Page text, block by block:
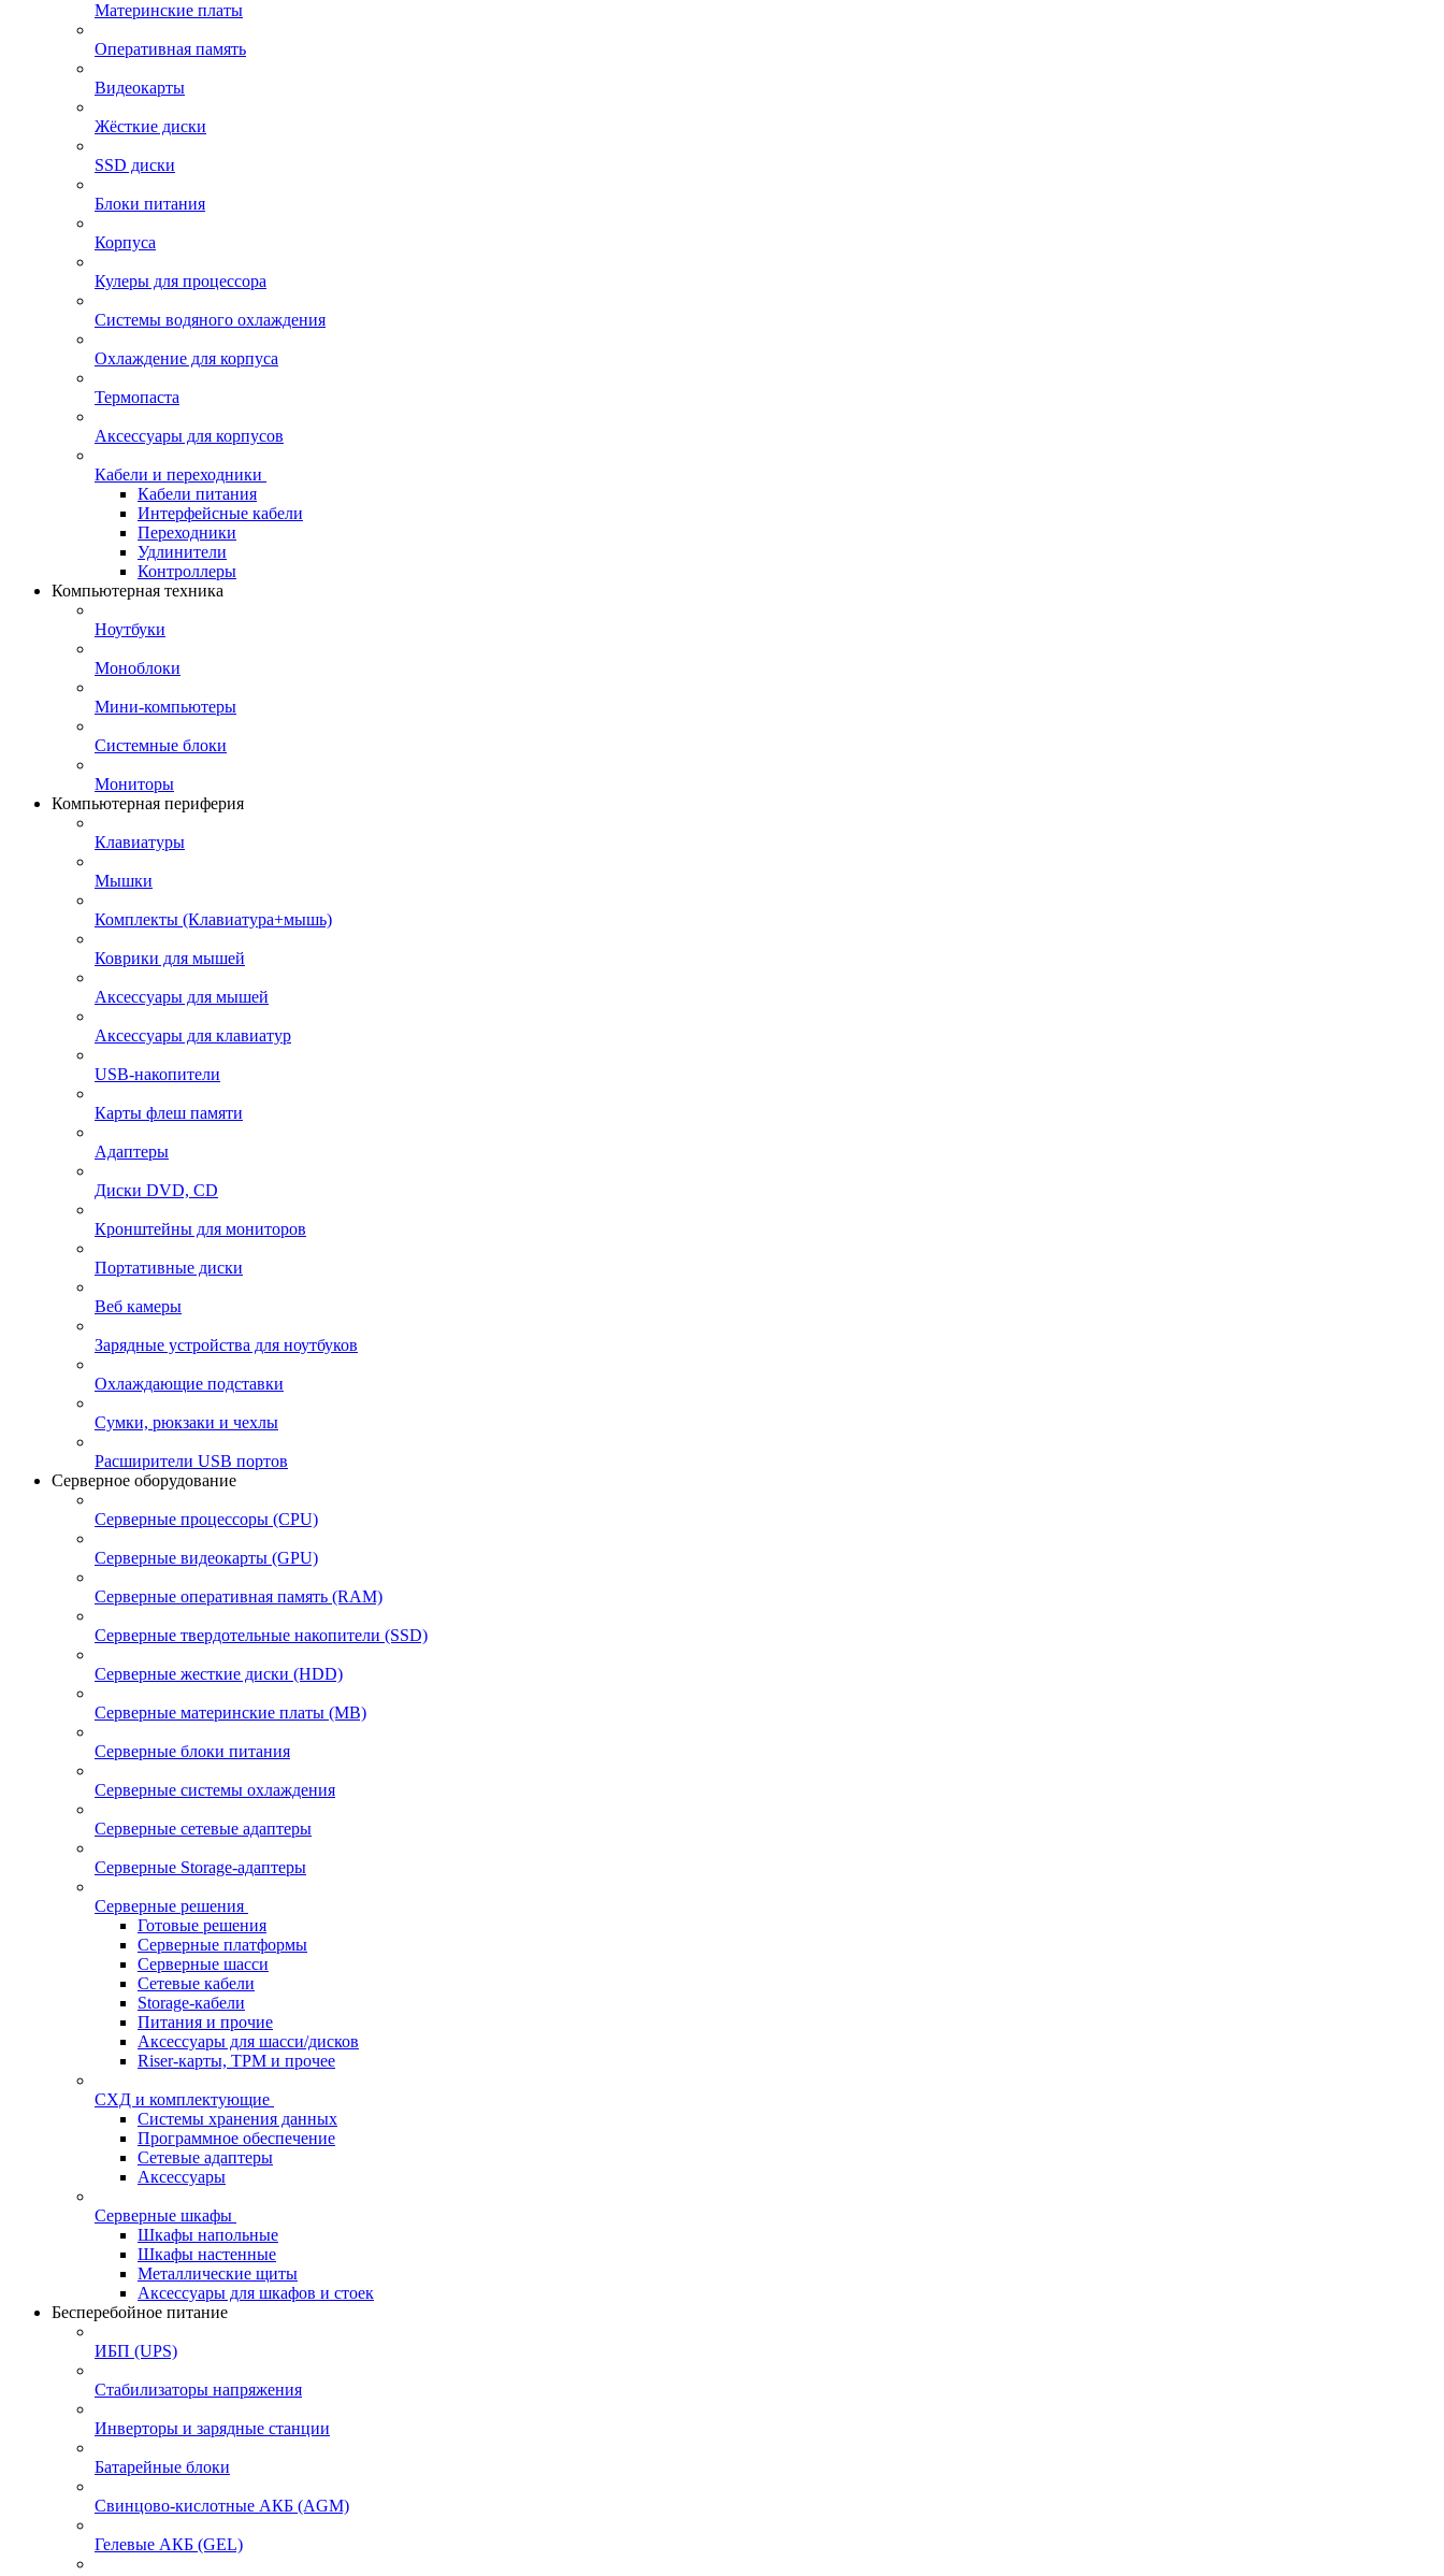
Материнские платы
Оперативная память
Видеокарты
Жёсткие диски
SSD диски
Блоки питания
Корпуса
Кулеры для процессора
Системы водяного охлаждения
Охлаждение для корпуса
Термопаста
Аксессуары для корпусов
Кабели и переходники
Кабели питания
Интерфейсные кабели
Переходники
Удлинители
Контроллеры
Компьютерная техника
Ноутбуки
Моноблоки
Мини-компьютеры
Системные блоки
Мониторы
Компьютерная периферия
Клавиатуры
Мышки
Комплекты (Клавиатура+мышь)
Коврики для мышей
Аксессуары для мышей
Аксессуары для клавиатур
USB-накопители
Карты флеш памяти
Адаптеры
Диски DVD, CD
Кронштейны для мониторов
Портативные диски
Веб камеры
Зарядные устройства для ноутбуков
Охлаждающие подставки
Сумки, рюкзаки и чехлы
Расширители USB портов
Серверное оборудование
Серверные процессоры (CPU)
Серверные видеокарты (GPU)
Серверные оперативная память (RAM)
Серверные твердотельные накопители (SSD)
Серверные жесткие диски (HDD)
Серверные материнские платы (MB)
Серверные блоки питания
Серверные системы охлаждения
Серверные сетевые адаптеры
Серверные Storage-адаптеры
Серверные решения
Готовые решения
Серверные платформы
Серверные шасси
Сетевые кабели
Storage-кабели
Питания и прочие
Аксессуары для шасси/дисков
Riser-карты, TPM и прочее
СХД и комплектующие
Системы хранения данных
Программное обеспечение
Сетевые адаптеры
Аксессуары
Серверные шкафы
Шкафы напольные
Шкафы настенные
Металлические щиты
Аксессуары для шкафов и стоек
Бесперебойное питание
ИБП (UPS)
Стабилизаторы напряжения
Инверторы и зарядные станции
Батарейные блоки
Свинцово-кислотные АКБ (AGM)
Гелевые АКБ (GEL)